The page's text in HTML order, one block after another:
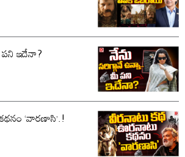
పని ఇదేనా?
‘వారణాసి’.!